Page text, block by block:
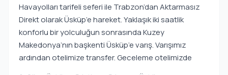
Havayolları tarifeli seferi ile Trabzon’dan Aktarmasız
Direkt olarak Üsküp’e hareket. Yaklaşık iki saatlik
konforlu bir yolculuğun sonrasında Kuzey
Makedonya’nın başkenti Üsküp’e varış. Varışımız
ardından otelimize transfer. Geceleme otelimizde